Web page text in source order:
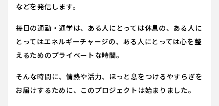
などを発信します。
毎日の通勤・通学は、ある人にとっては休息の、ある人に
とってはエネルギーチャージの、ある人にとっては心を整
えるためのプライベートな時間。
そんな時間に、情熱や活力、ほっと息をつけるやすらぎを
お届けするために、このプロジェクトは始まりました。